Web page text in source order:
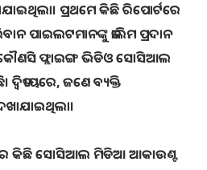
ପ୍ରଥମେ କିଛି ରିପୋର୍ଟରେ
ପାଇଲଟମାନଙ୍କୁ ତାଲିମ ପ୍ରଦାନ
ଫ୍ଲାଇଙ୍ଗ ଭିଡିଓ ସୋସିଆଲ
ଜଣେ ବ୍ୟକ୍ତି
କିଛି ସୋସିଆଲ ମିଡିଆ ଆକାଉଣ୍ଟ